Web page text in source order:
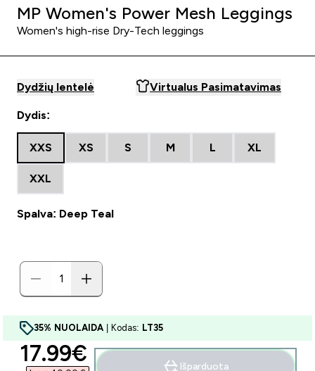
MP Women's Power Mesh Leggings
Women's high-rise Dry-Tech leggings
Dydžių lentelė Virtualus Pasimatavimas
Dydis:
XXS XS S M L XL
XXL
Spalva: Deep Teal
35% NUOLAIDA | Kodas: LT35
discounted price
17.99€‎ Išparduota